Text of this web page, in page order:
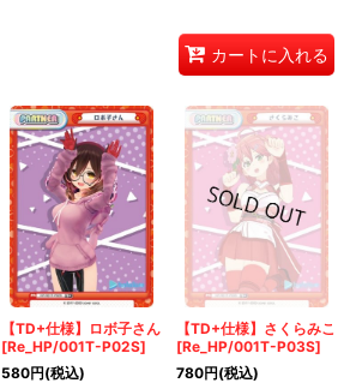
カートに入れる
【TD+仕様】ロボ子さん
[Re_HP/001T-P02S]
580円(税込)
【TD+仕様】さくらみこ
[Re_HP/001T-P03S]
780円(税込)